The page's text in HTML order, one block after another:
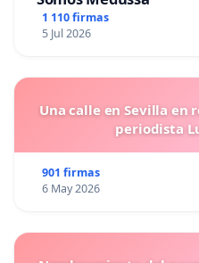
1 110 firmas
5 Jul 2026
Una calle en Sevilla en
periodista
901 firmas
6 May 2026